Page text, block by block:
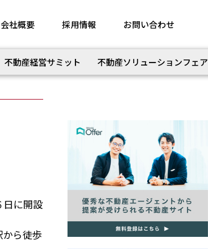
会社概要 採用情報 お問い合わせ
不動産経営サミット 不動産ソリューションフェア
日に開設
ら徒歩